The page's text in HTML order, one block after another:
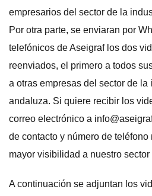
empresarios del sector de la
Por otra parte, se enviaran por
telefónicos de Aseigraf los dos
reenviados, el primero a todos
a otras empresas del sector de la
andaluza. Si quiere recibir los
correo electrónico a
de contacto y número de
mayor visibilidad a nuestro
A continuación se adjuntan los